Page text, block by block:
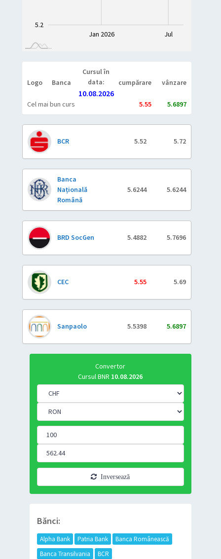
5.2
Jan 2026 Jul
Logo Banca
Cursul în
data:
10.08.2026
cumpărare vânzare
Cel mai bun curs 5.55 5.6897
BCR 5.52 5.72
Banca
Națională
Română
5.6244 5.6244
BRD SocGen 5.4882 5.7696
CEC 5.55 5.69
Sanpaolo 5.5398 5.6897
Convertor
Cursul BNR 10.08.2026
Inversează
Bănci:
Alpha Bank Patria Bank
Banca Românească
Banca Transilvania
BCR